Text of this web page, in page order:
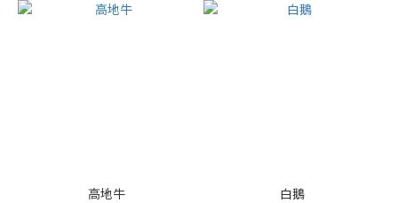
高地牛 白鵝